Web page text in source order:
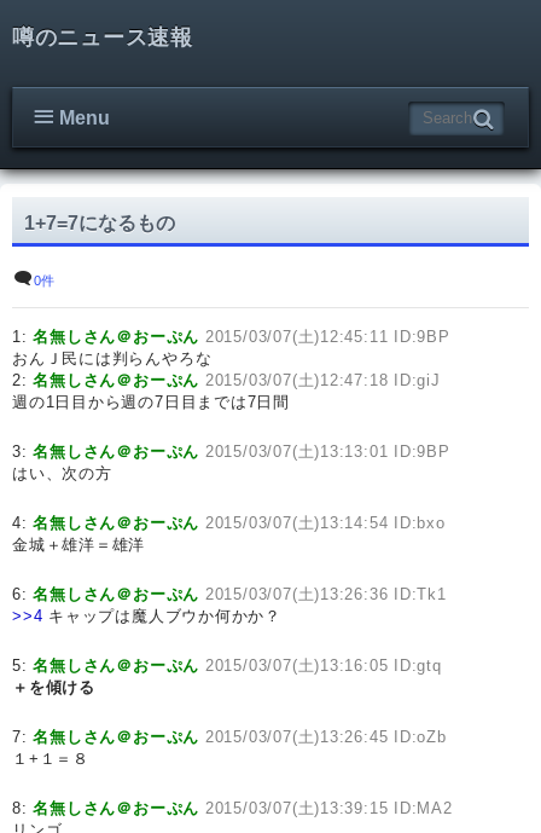
噂のニュース速報
Menu
1+7=7になるもの
0件
1:名無しさん＠おーぷん 2015/03/07(土)12:45:11 ID:9BP
おんＪ民には判らんやろな
2:名無しさん＠おーぷん 2015/03/07(土)12:47:18 ID:giJ
週の1日目から週の7日目までは7日間
3:名無しさん＠おーぷん 2015/03/07(土)13:13:01 ID:9BP
はい、次の方
4:名無しさん＠おーぷん 2015/03/07(土)13:14:54 ID:bxo
金城＋雄洋＝雄洋
6:名無しさん＠おーぷん 2015/03/07(土)13:26:36 ID:Tk1
>>4 キャップは魔人ブウか何かか？
5:名無しさん＠おーぷん 2015/03/07(土)13:16:05 ID:gtq
＋を傾ける
7:名無しさん＠おーぷん 2015/03/07(土)13:26:45 ID:oZb
１+１＝８
8:名無しさん＠おーぷん 2015/03/07(土)13:39:15 ID:MA2